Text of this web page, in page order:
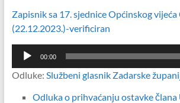
Zapisnik sa 17. sjednice Općinskog
(22.12.2023.)-verificiran
Reproduktor
audiozapisa
00:00
Odluke: Službeni glasnik Zadarske
Odluka o prihvaćanju ostavke